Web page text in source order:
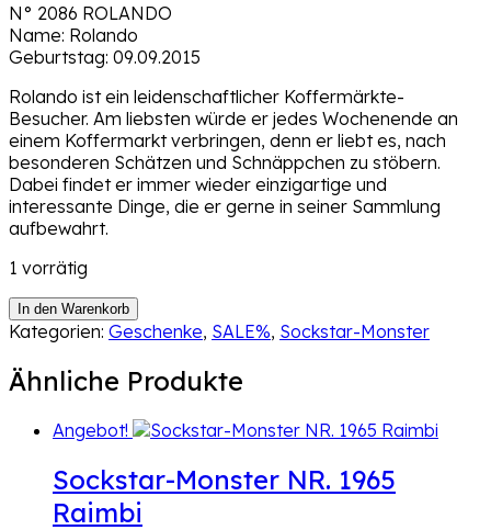
war:
CHF 49.90
N° 2086 ROLANDO
Name: Rolando
Geburtstag: 09.09.2015
Rolando ist ein leidenschaftlicher Koffermärkte-
Besucher. Am liebsten würde er jedes Wochenende an
einem Koffermarkt verbringen, denn er liebt es, nach
besonderen Schätzen und Schnäppchen zu stöbern.
Dabei findet er immer wieder einzigartige und
interessante Dinge, die er gerne in seiner Sammlung
aufbewahrt.
1 vorrätig
Sockstar-
Monster
2086
ROLANDO
In den Warenkorb
Kategorien: Geschenke, SALE%, Sockstar-Monster
Ähnliche Produkte
Angebot!
Sockstar-Monster NR. 1965
Raimbi